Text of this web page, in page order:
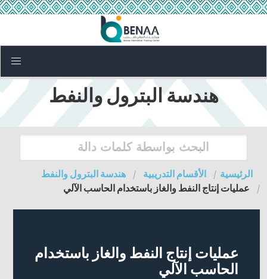
هندسة البترول والنفط
الرئيسية الأقسام التدريبية
هندسة البترول والنفط
عمليات إنتاج النفط والغاز باستخدام الحاسب الآلي
عمليات إنتاج النفط والغاز باستخدام
الحاسب الآلي